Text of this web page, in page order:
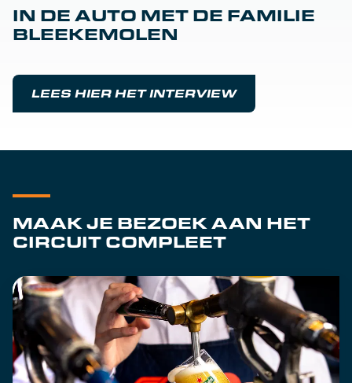
IN DE AUTO MET DE FAMILIE
BLEEKEMOLEN
LEES HIER HET INTERVIEW
MAAK JE BEZOEK AAN HET
CIRCUIT COMPLEET